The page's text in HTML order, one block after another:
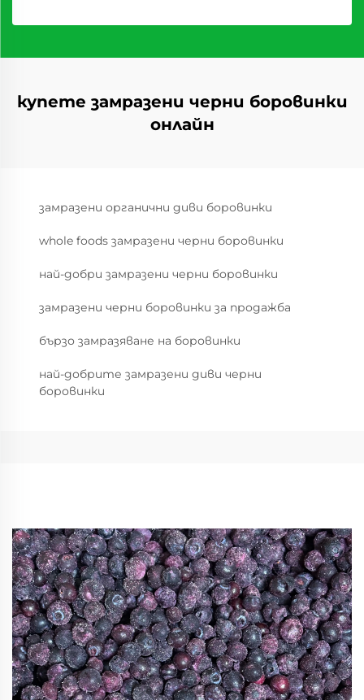
купете замразени черни боровинки
онлайн
замразени органични диви боровинки
whole foods замразени черни боровинки
най-добри замразени черни боровинки
замразени черни боровинки за продажба
бързо замразяване на боровинки
най-добрите замразени диви черни
боровинки